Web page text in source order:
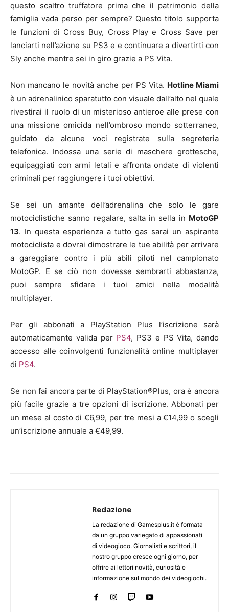
questo scaltro truffatore prima che il patrimonio della
famiglia vada perso per sempre? Questo titolo supporta
le funzioni di Cross Buy, Cross Play e Cross Save per
lanciarti nell’azione su PS3 e e continuare a divertirti con
Sly anche mentre sei in giro grazie a PS Vita.
Non mancano le novità anche per PS Vita. Hotline Miami
è un adrenalinico sparatutto con visuale dall’alto nel quale
rivestirai il ruolo di un misterioso antieroe alle prese con
una missione omicida nell’ombroso mondo sotterraneo,
guidato da alcune voci registrate sulla segreteria
telefonica. Indossa una serie di maschere grottesche,
equipaggiati con armi letali e affronta ondate di violenti
criminali per raggiungere i tuoi obiettivi.
Se sei un amante dell’adrenalina che solo le gare
motociclistiche sanno regalare, salta in sella in MotoGP
13. In questa esperienza a tutto gas sarai un aspirante
motociclista e dovrai dimostrare le tue abilità per arrivare
a gareggiare contro i più abili piloti nel campionato
MotoGP. E se ciò non dovesse sembrarti abbastanza,
puoi sempre sfidare i tuoi amici nella modalità
multiplayer.
Per gli abbonati a PlayStation Plus l’iscrizione sarà
automaticamente valida per PS4, PS3 e PS Vita, dando
accesso alle coinvolgenti funzionalità online multiplayer
di PS4.
Se non fai ancora parte di PlayStation®Plus, ora è ancora
più facile grazie a tre opzioni di iscrizione. Abbonati per
un mese al costo di €6,99, per tre mesi a €14,99 o scegli
un’iscrizione annuale a €49,99.
Redazione
La redazione di Gamesplus.it è formata
da un gruppo variegato di appassionati
di videogioco. Giornalisti e scrittori, il
nostro gruppo cresce ogni giorno, per
offrire ai lettori novità, curiosità e
informazione sul mondo dei videogiochi.